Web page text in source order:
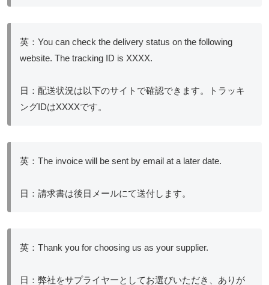
英：You can check the delivery status on the following
website. The tracking ID is XXXX.
日：配送状況は以下のサイトで確認できます。トラッキ
ングIDはXXXXです。
英：The invoice will be sent by email at a later date.
日：請求書は後日メールにて送付します。
英：Thank you for choosing us as your supplier.
日：弊社をサプライヤーとしてお選びいただき、ありが